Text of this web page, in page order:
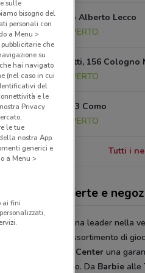
Corso Carlo Alberto Lecco
17.6 km
APERTO
Via Cavallotti, 156 Cologno
19.3 km
APERTO
Via Cecilio, 3 Como
APERTO
Tutti i
Center, offerte e
Center è la catena leader nella
qualità e il vasto assortimento di
Toys Centeruna
nuovissimo prodotto. Da Barbie alle
sulle
bisogno del
personali con
a Menu >
pubblicitarie che
su
hai navigato
(nel caso in cui
del
e le
Privacy
le tue
nostra App.
generici e
a Menu >
ai fini